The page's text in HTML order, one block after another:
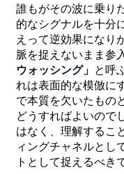
誰もがその波に乗り
的なシグナルを十分
えって逆効果になり
脈を捉えないまま参
ウォッシング」 と呼
れは表面的な模倣に
で本質を欠いたもの
どうすればよいので
はなく、 理解するこ
ィングチャネルとし
トとして捉えるべき